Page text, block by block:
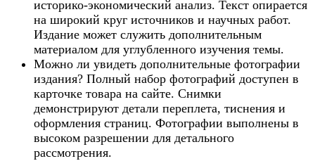
историко-экономический анализ. Текст опирается
на широкий круг источников и научных работ.
Издание может служить дополнительным
материалом для углубленного изучения темы.
Можно ли увидеть дополнительные фотографии
издания? Полный набор фотографий доступен в
карточке товара на сайте. Снимки
демонстрируют детали переплета, тиснения и
оформления страниц. Фотографии выполнены в
высоком разрешении для детального
рассмотрения.